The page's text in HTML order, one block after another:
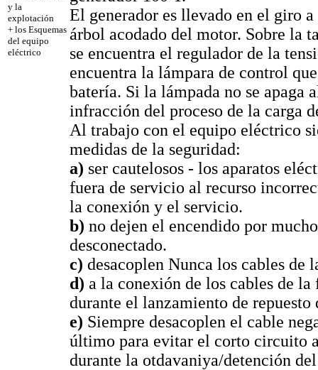
y la
explotación
+ los Esquemas
del equipo
eléctrico
El generador es llevado en el giro
árbol acodado del motor. Sobre la
se encuentra el regulador de la
encuentra la lámpara de control
batería. Si la lámpada no se apaga
infracción del proceso de la carga
Al trabajo con el equipo eléctrico
medidas de la seguridad:
a) ser cautelosos - los aparatos
fuera de servicio al recurso
la conexión y el servicio.
b) no dejen el encendido por
desconectado.
c) desacoplen Nunca los cables de
d) a la conexión de los cables de
durante el lanzamiento de
e) Siempre desacoplen el cable
último para evitar el corto circuito
durante la otdavaniya/detención